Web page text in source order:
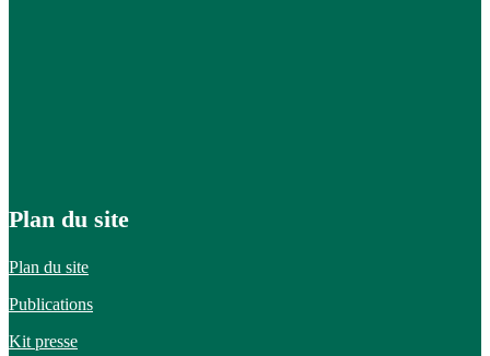
Plan du site
Plan du site
Publications
Kit presse